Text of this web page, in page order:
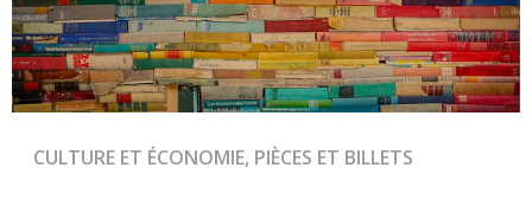
CULTURE ET ÉCONOMIE, PIÈCES ET BILLETS